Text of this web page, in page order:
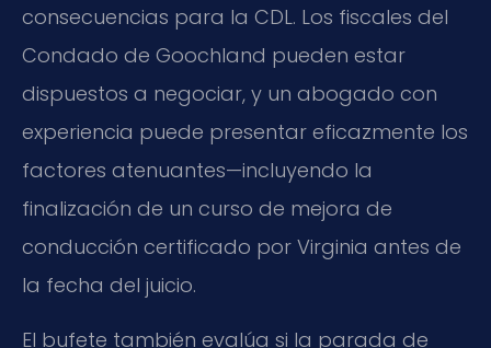
consecuencias para la CDL. Los fiscales del
Condado de Goochland pueden estar
dispuestos a negociar, y un abogado con
experiencia puede presentar eficazmente los
factores atenuantes—incluyendo la
finalización de un curso de mejora de
conducción certificado por Virginia antes de
la fecha del juicio.
El bufete también evalúa si la parada de